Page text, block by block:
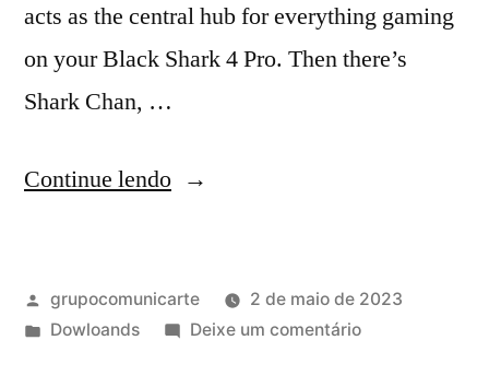
acts as the central hub for everything gaming
on your Black Shark 4 Pro. Then there’s
Shark Chan, …
Continue lendo
grupocomunicarte
2 de maio de 2023
Dowloands
Deixe um comentário